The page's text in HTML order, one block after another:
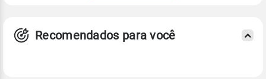
Recomendados para você